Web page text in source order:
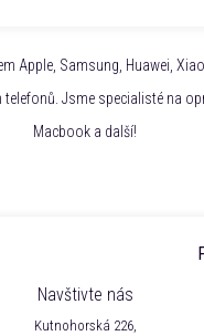
Apple, Samsung, Huawei,
telefonů. Jsme specialisté na
Macbook a další!
Navštivte nás
Kutnohorská 226,